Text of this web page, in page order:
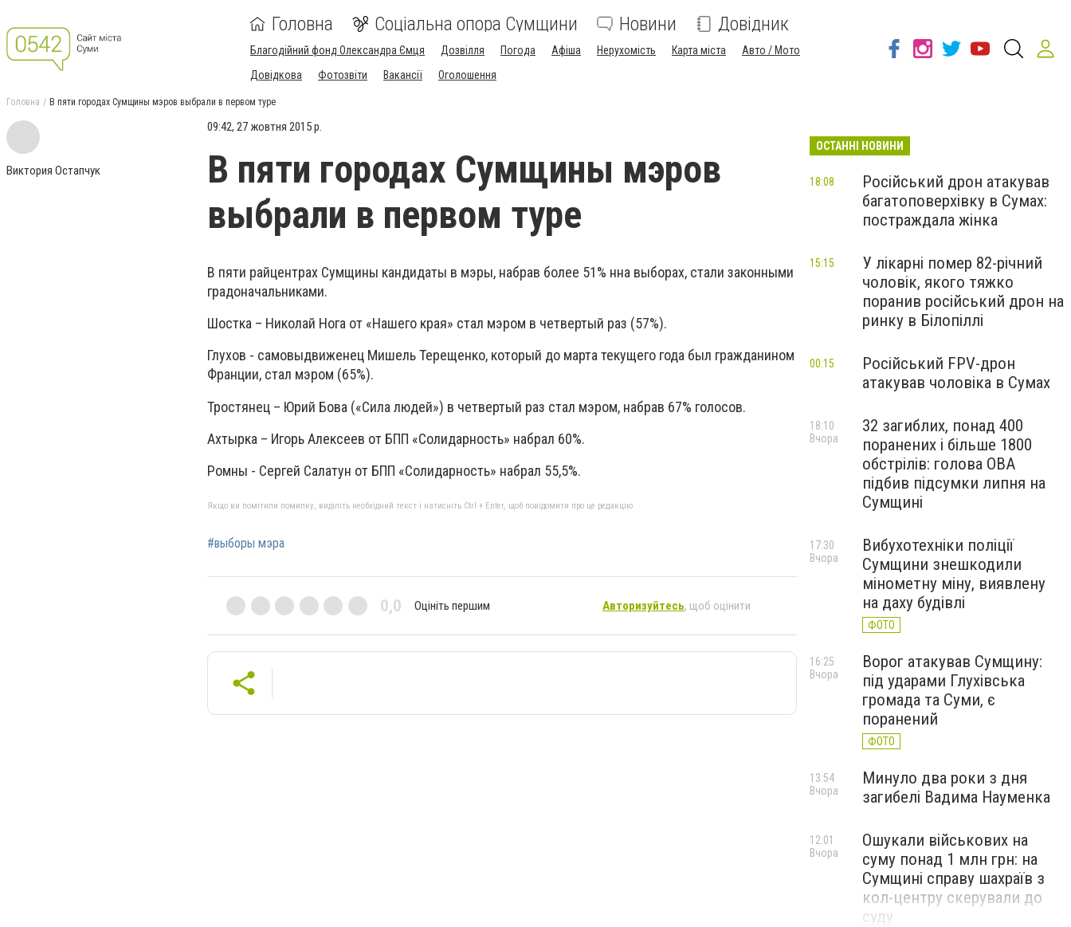
Головна Соціальна опора Сумщини Новини Довідник
Благодійний фонд Олександра Ємця Дозвілля Погода Афіша Нерухомість Карта міста
Авто / Мото
Довідкова
Фотозвіти Вакансії Оголошення
Головна В пяти городах Сумщины мэров выбрали в первом туре
Виктория Остапчук
09:42, 27 жовтня 2015 р.
В пяти городах Сумщины мэров
выбрали в первом туре
В пяти райцентрах Сумщины кандидаты в мэры, набрав более 51% нна выборах, стали законными
градоначальниками.
Шостка – Николай Нога от «Нашего края» стал мэром в четвертый раз (57%).
Глухов - самовыдвиженец Мишель Терещенко, который до марта текущего года был гражданином
Франции, стал мэром (65%).
Тростянец – Юрий Бова («Сила людей») в четвертый раз стал мэром, набрав 67% голосов.
Ахтырка – Игорь Алексеев от БПП «Солидарность» набрал 60%.
Ромны - Сергей Салатун от БПП «Солидарность» набрал 55,5%.
Якщо ви помітили помилку, виділіть необхідний текст і натисніть Ctrl + Enter, щоб повідомити про це редакцію
#выборы мэра
0,0 Оцініть першим Авторизуйтесь, щоб оцінити
ОСТАННІ НОВИНИ
Російський дрон атакував
багатоповерхівку в Сумах:
постраждала жінка
18:08
У лікарні помер 82-річний
чоловік, якого тяжко
поранив російський дрон на
ринку в Білопіллі
15:15
Російський FPV-дрон
атакував чоловіка в Сумах
00:15
32 загиблих, понад 400
поранених і більше 1800
обстрілів: голова ОВА
підбив підсумки липня на
Сумщині
18:10
Вчора
Вибухотехніки поліції
Сумщини знешкодили
мінометну міну, виявлену
на даху будівлі
ФОТО
17:30
Вчора
Ворог атакував Сумщину:
під ударами Глухівська
громада та Суми, є
поранений
ФОТО
16:25
Вчора
Минуло два роки з дня
загибелі Вадима Науменка
13:54
Вчора
Ошукали військових на
суму понад 1 млн грн: на
Сумщині справу шахраїв з
кол-центру скерували до
суду
12:01
Вчора